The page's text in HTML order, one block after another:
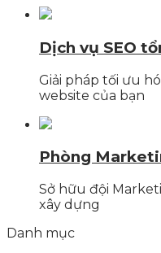
Dịch vụ SEO
Giải pháp tối ưu
website của bạn
Phòng
Sở hữu đội
xây dựng
Danh mục